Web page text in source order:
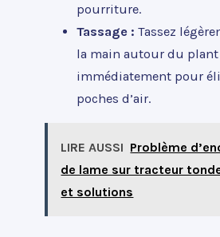
pourriture.
Tassage : Tassez
la main autour du plant
immédiatement pour
poches d’air.
LIRE AUSSI Problème
de lame sur tracteur
et solutions